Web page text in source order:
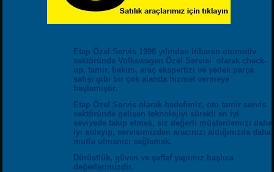
Etap Özel Servis 1998 yılından itibaren otomotiv
sektöründe Volkswagen Özel Servisi olarak check-
up, tamir, bakım, araç ekspertizi ve yedek parça
satışı gibi bir çok alanda hizmet vermeye
başlamıştır.
Etap Özel Servis olarak hedefimiz, oto tamir servis
sektöründe gelişen teknolojiyi sürekli en iyi
seviyede takip etmek, siz değerli müşterilemizi daha
iyi anlayıp, servisimizden aracınızı aldığınızda daha
mutlu olmanızı sağlamak.
Dürüstlük, güven ve şeffaf yapımız başlıca
değerlerimizdir.